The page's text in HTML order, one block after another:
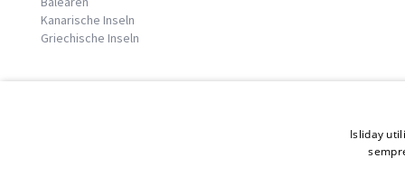
Kanarische Inseln
Griechische Inseln
© 2026 Copyright GATE S.r.l - Via G. Cacciò 5 - 57034 Portoferraio -
Isliday